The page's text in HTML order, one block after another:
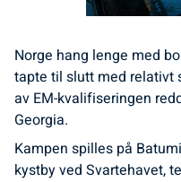
Norge hang lenge med
tapte til slutt med relativt
av EM-kvalifiseringen
Georgia.
Kampen spilles på
kystby ved Svartehavet,